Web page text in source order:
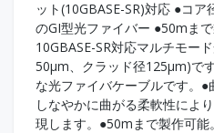
ット(10GBASE-SR)対応 ●コ
のGI型光ファイバー ●50mま
10GBASE-SR対応マルチモー
50μm、クラッド径125μm)で
な光ファイバケーブルです。●
しなやかに曲がる柔軟性によ
現します。●50mまで製作可能。